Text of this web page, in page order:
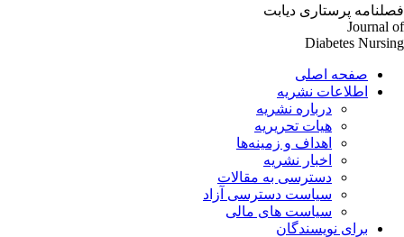
پرستاری دیابت
Journal
Diabetes
صفحه اصلی
اطلاعات نشریه
درباره نشریه
هیات تحریریه
اهداف و زمینه‌ها
اخبار نشریه
دسترسی به مقالات
سیاست دسترسی آزاد
سیاست های مالی
برای نویسندگان